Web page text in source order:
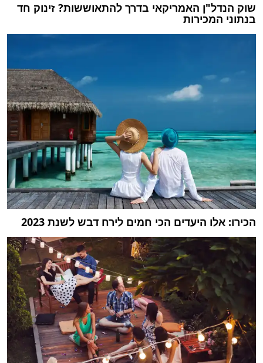
שוק הנדל"ן האמריקאי בדרך להתאוששות? זינוק חד
בנתוני המכירות
הכירו: אלו היעדים הכי חמים לירח דבש לשנת 2023